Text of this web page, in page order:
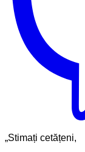
„Stimați cetățeni,